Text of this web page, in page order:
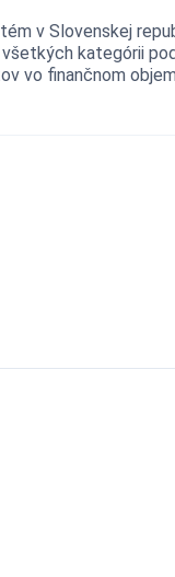
v Slovenskej
kategórii
vo finančnom